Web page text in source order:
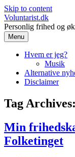
Skip to content
Voluntarist.dk
Personlig frihed og
Menu
Hvem er jeg?
Musik
Alternative
Disclaimer
Tag Archives:
Min
Folketinget